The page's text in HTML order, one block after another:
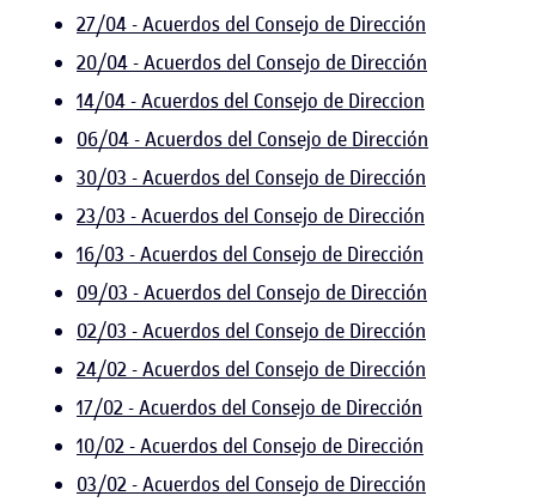
27/04 - Acuerdos del Consejo de Dirección
20/04 - Acuerdos del Consejo de Dirección
14/04 - Acuerdos del Consejo de Direccion
06/04 - Acuerdos del Consejo de Dirección
30/03 - Acuerdos del Consejo de Dirección
23/03 - Acuerdos del Consejo de Dirección
16/03 - Acuerdos del Consejo de Dirección
09/03 - Acuerdos del Consejo de Dirección
02/03 - Acuerdos del Consejo de Dirección
24/02 - Acuerdos del Consejo de Dirección
17/02 - Acuerdos del Consejo de Dirección
10/02 - Acuerdos del Consejo de Dirección
03/02 - Acuerdos del Consejo de Dirección